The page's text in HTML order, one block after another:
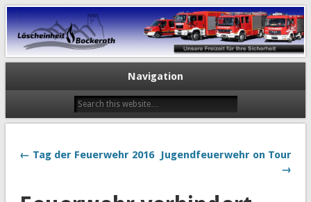
Navigation
← Tag der Feuerwehr 2016
Jugendfeuerwehr on Tour
→